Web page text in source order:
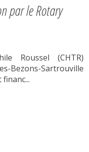
par le Rotary
Roussel (CHTR)
Bezons-Sartrouville